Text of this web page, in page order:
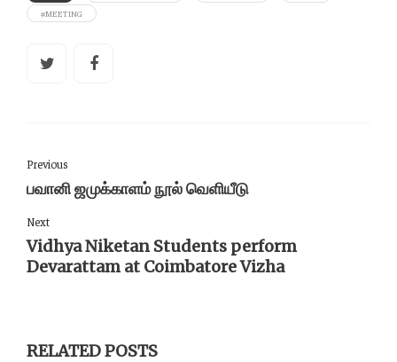
#MEETING
Previous
பவானி ஜமுக்காளம் நூல் வெளியீடு
Next
Vidhya Niketan Students perform
Devarattam at Coimbatore Vizha
RELATED POSTS